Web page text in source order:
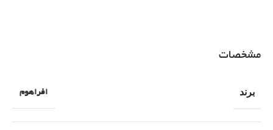
مشخصات
برند افراهوم